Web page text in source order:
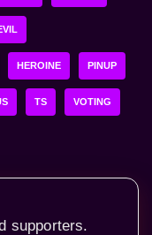
HEROINE PINUP
TS VOTING
supporters.